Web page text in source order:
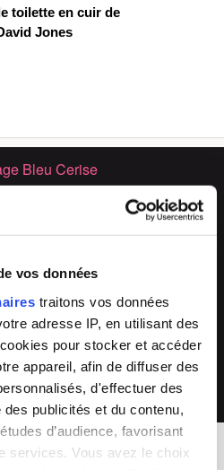
vos données
traitons vos données
adresse IP, en utilisant des
pour stocker et accéder
appareil, afin de diffuser des
d'effectuer des
publicités et du contenu,
d’audience, favorisant
services. Vous avez le choix
toilette en cuir de
Jones
Bleu Cerise
💬
Conseils experts
en boutique & en ligne
de
collections renouvelées